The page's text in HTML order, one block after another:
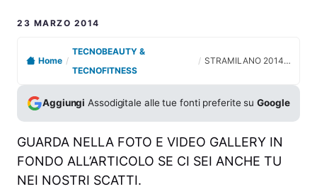
23 MARZO 2014
Home /
TECNOBEAUTY &
TECNOFITNESS
/ STRAMILANO 2014 LE FOTO VIDEO guarda se ci sei anche tu nel nostro reportage
Aggiungi Assodigitale alle tue fonti preferite suGoogle
GUARDA NELLA FOTO E VIDEO GALLERY IN
FONDO ALL’ARTICOLO SE CI SEI ANCHE TU
NEI NOSTRI SCATTI.